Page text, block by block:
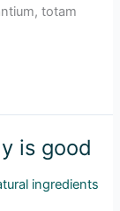
totam
is good
ingredients